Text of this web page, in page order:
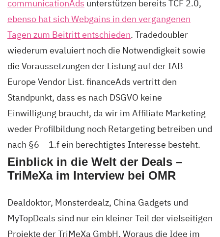
communicationAds unterstützen bereits TCF 2.0,
ebenso hat sich Webgains in den vergangenen
Tagen zum Beitritt entschieden. Tradedoubler
wiederum evaluiert noch die Notwendigkeit sowie
die Voraussetzungen der Listung auf der IAB
Europe Vendor List. financeAds vertritt den
Standpunkt, dass es nach DSGVO keine
Einwilligung braucht, da wir im Affiliate Marketing
weder Profilbildung noch Retargeting betreiben und
nach §6 – 1.f ein berechtigtes Interesse besteht.
Einblick in die Welt der Deals –
TriMeXa im Interview bei OMR
Dealdoktor, Monsterdealz, China Gadgets und
MyTopDeals sind nur ein kleiner Teil der vielseitigen
Projekte der TriMeXa GmbH. Woraus die Idee im